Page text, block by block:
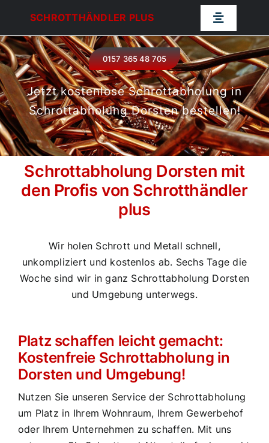
springen
SCHROTTHÄNDLER PLUS
Toggle
Schrotthändler Plus
Schrottabholung NRW
Schrottankauf
Schrotthändler NRW
Kontakt
0157 365 48 705
Jetzt kostenlose Schrottabholung in
Schrottabholung Dorsten bestellen!
Schrottabholung Dorsten mit
den Profis von Schrotthändler
plus
Wir holen Schrott und Metall schnell,
unkompliziert und kostenlos ab. Sechs Tage die
Woche sind wir in ganz Schrottabholung Dorsten
und Umgebung unterwegs.
Platz schaffen leicht gemacht:
Kostenfreie Schrottabholung in
Dorsten und Umgebung!
Nutzen Sie unseren Service der Schrottabholung
um Platz in Ihrem Wohnraum, Ihrem Gewerbehof
oder Ihrem Unternehmen zu schaffen. Mit uns